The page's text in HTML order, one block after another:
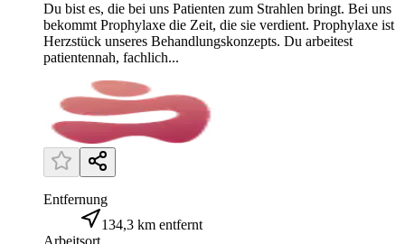
Du bist es, die bei uns Patienten zum Strahlen bringt. Bei uns
bekommt Prophylaxe die Zeit, die sie verdient. Prophylaxe ist
Herzstück unseres Behandlungskonzepts. Du arbeitest
patientennah, fachlich...
Entfernung
134,3 km entfernt